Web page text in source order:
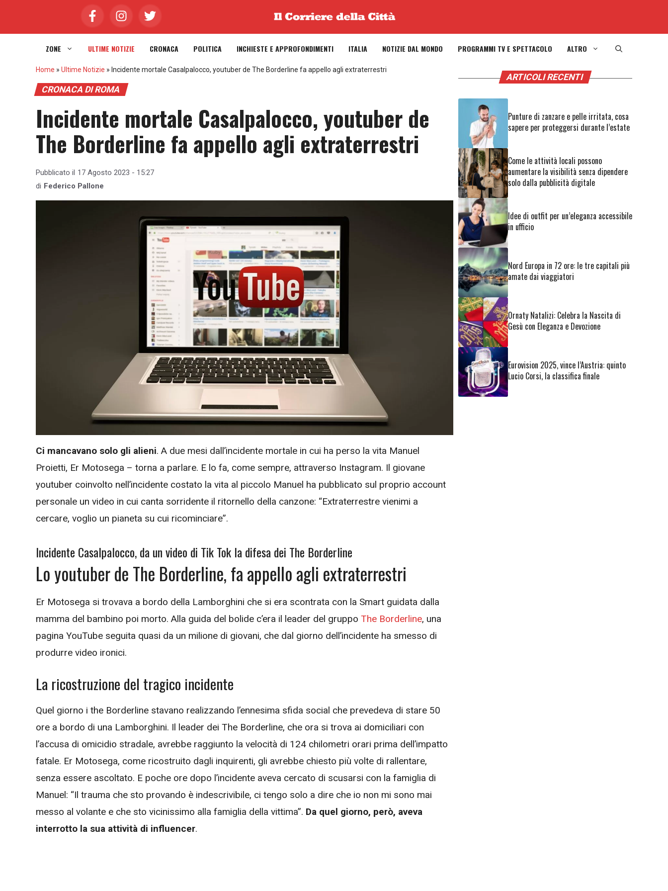
ZONE ULTIME NOTIZIE CRONACA POLITICA INCHIESTE E APPROFONDIMENTI ITALIA NOTIZIE DAL MONDO PROGRAMMI TV E SPETTACOLO ALTRO
Home » Ultime Notizie » Incidente mortale Casalpalocco, youtuber de The Borderline fa appello agli extraterrestri
CRONACA DI ROMA
Incidente mortale Casalpalocco, youtuber de
The Borderline fa appello agli extraterrestri
Pubblicato il 17 Agosto 2023 - 15:27
di Federico Pallone
Ci mancavano solo gli alieni. A due mesi dall’incidente mortale in cui ha perso la vita Manuel
Proietti, Er Motosega – torna a parlare. E lo fa, come sempre, attraverso Instagram. Il giovane
youtuber coinvolto nell’incidente costato la vita al piccolo Manuel ha pubblicato sul proprio account
personale un video in cui canta sorridente il ritornello della canzone: “Extraterrestre vienimi a
cercare, voglio un pianeta su cui ricominciare”.
Incidente Casalpalocco, da un video di Tik Tok la difesa dei The Borderline
Lo youtuber de The Borderline, fa appello agli extraterrestri
Er Motosega si trovava a bordo della Lamborghini che si era scontrata con la Smart guidata dalla
mamma del bambino poi morto. Alla guida del bolide c’era il leader del gruppo The Borderline, una
pagina YouTube seguita quasi da un milione di giovani, che dal giorno dell’incidente ha smesso di
produrre video ironici.
La ricostruzione del tragico incidente
Quel giorno i the Borderline stavano realizzando l’ennesima sfida social che prevedeva di stare 50
ore a bordo di una Lamborghini. Il leader dei The Borderline, che ora si trova ai domiciliari con
l’accusa di omicidio stradale, avrebbe raggiunto la velocità di 124 chilometri orari prima dell’impatto
fatale. Er Motosega, come ricostruito dagli inquirenti, gli avrebbe chiesto più volte di rallentare,
senza essere ascoltato. E poche ore dopo l’incidente aveva cercato di scusarsi con la famiglia di
Manuel: “Il trauma che sto provando è indescrivibile, ci tengo solo a dire che io non mi sono mai
messo al volante e che sto vicinissimo alla famiglia della vittima”. Da quel giorno, però, aveva
interrotto la sua attività di influencer.
ARTICOLI RECENTI
Punture di zanzare e pelle irritata, cosa
sapere per proteggersi durante l’estate
Come le attività locali possono
aumentare la visibilità senza dipendere
solo dalla pubblicità digitale
Idee di outfit per un’eleganza accessibile
in ufficio
Nord Europa in 72 ore: le tre capitali più
amate dai viaggiatori
Ornaty Natalizi: Celebra la Nascita di
Gesù con Eleganza e Devozione
Eurovision 2025, vince l’Austria: quinto
Lucio Corsi, la classifica finale